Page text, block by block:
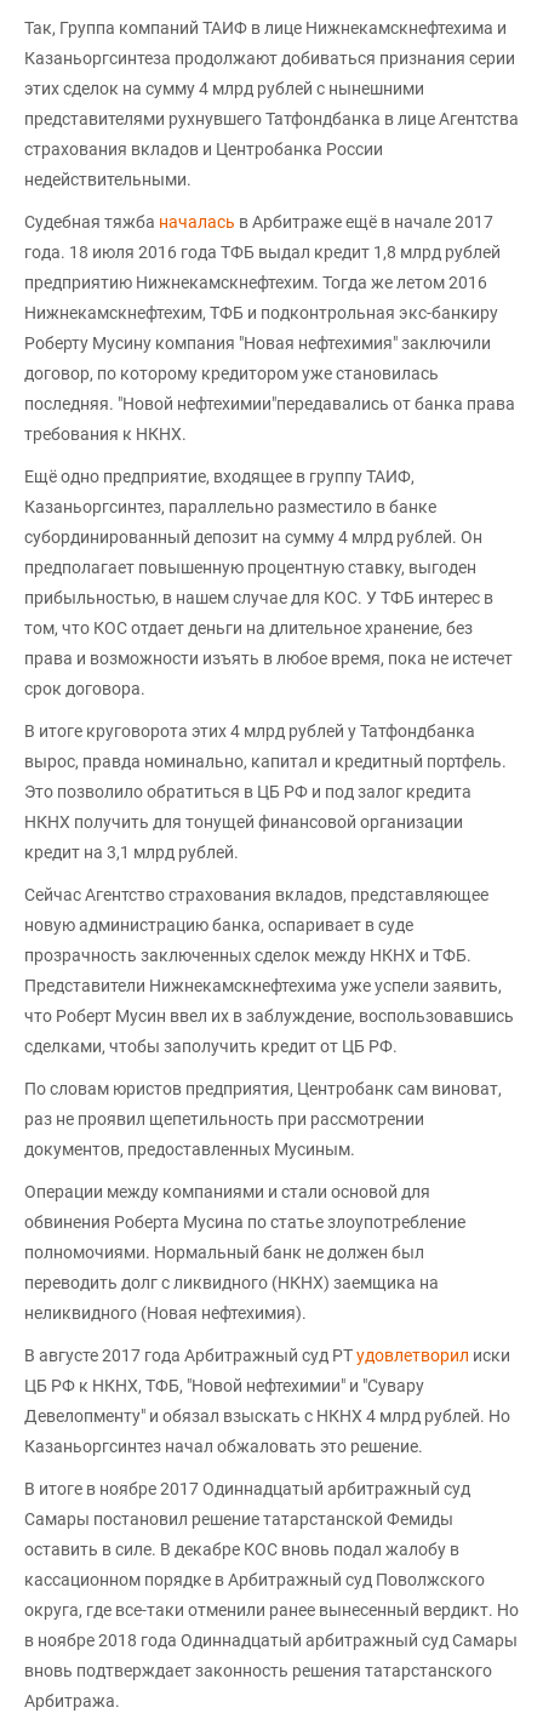
Так, Группа компаний ТАИФ в лице Нижнекамскнефтехима и
Казаньоргсинтеза продолжают добиваться признания серии
этих сделок на сумму 4 млрд рублей с нынешними
представителями рухнувшего Татфондбанка в лице Агентства
страхования вкладов и Центробанка России
недействительными.
Судебная тяжба началась в Арбитраже ещё в начале 2017
года. 18 июля 2016 года ТФБ выдал кредит 1,8 млрд рублей
предприятию Нижнекамскнефтехим. Тогда же летом 2016
Нижнекамскнефтехим, ТФБ и подконтрольная экс-банкиру
Роберту Мусину компания "Новая нефтехимия" заключили
договор, по которому кредитором уже становилась
последняя. "Новой нефтехимии"передавались от банка права
требования к НКНХ.
Ещё одно предприятие, входящее в группу ТАИФ,
Казаньоргсинтез, параллельно разместило в банке
субординированный депозит на сумму 4 млрд рублей. Он
предполагает повышенную процентную ставку, выгоден
прибыльностью, в нашем случае для КОС. У ТФБ интерес в
том, что КОС отдает деньги на длительное хранение, без
права и возможности изъять в любое время, пока не истечет
срок договора.
В итоге круговорота этих 4 млрд рублей у Татфондбанка
вырос, правда номинально, капитал и кредитный портфель.
Это позволило обратиться в ЦБ РФ и под залог кредита
НКНХ получить для тонущей финансовой организации
кредит на 3,1 млрд рублей.
Сейчас Агентство страхования вкладов, представляющее
новую администрацию банка, оспаривает в суде
прозрачность заключенных сделок между НКНХ и ТФБ.
Представители Нижнекамскнефтехима уже успели заявить,
что Роберт Мусин ввел их в заблуждение, воспользовавшись
сделками, чтобы заполучить кредит от ЦБ РФ.
По словам юристов предприятия, Центробанк сам виноват,
раз не проявил щепетильность при рассмотрении
документов, предоставленных Мусиным.
Операции между компаниями и стали основой для
обвинения Роберта Мусина по статье злоупотребление
полномочиями. Нормальный банк не должен был
переводить долг с ликвидного (НКНХ) заемщика на
неликвидного (Новая нефтехимия).
В августе 2017 года Арбитражный суд РТудовлетворил иски
ЦБ РФ к НКНХ, ТФБ, "Новой нефтехимии" и "Сувару
Девелопменту" и обязал взыскать с НКНХ 4 млрд рублей. Но
Казаньоргсинтез начал обжаловать это решение.
В итоге в ноябре 2017 Одиннадцатый арбитражный суд
Самары постановил решение татарстанской Фемиды
оставить в силе. В декабре КОС вновь подал жалобу в
кассационном порядке в Арбитражный суд Поволжского
округа, где все-таки отменили ранее вынесенный вердикт. Но
в ноябре 2018 года Одиннадцатый арбитражный суд Самары
вновь подтверждает законность решения татарстанского
Арбитража.